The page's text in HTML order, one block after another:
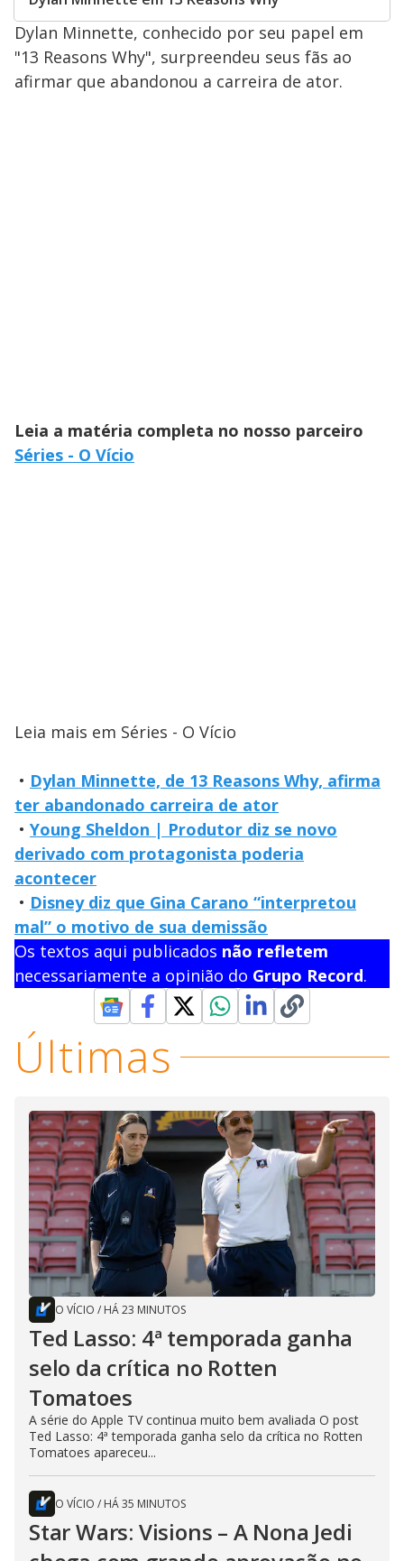
Dylan Minnette, conhecido por seu papel em
"13 Reasons Why", surpreendeu seus fãs ao
afirmar que abandonou a carreira de ator.
Leia a matéria completa no nosso parceiro
Séries - O Vício
Leia mais em Séries - O Vício
• Dylan Minnette, de 13 Reasons Why, afirma
ter abandonado carreira de ator
• Young Sheldon | Produtor diz se novo
derivado com protagonista poderia
acontecer
• Disney diz que Gina Carano “interpretou
mal” o motivo de sua demissão
Os textos aqui publicados não refletem
necessariamente a opinião do Grupo Record.
Últimas
O VÍCIO / HÁ 23 MINUTOS
Ted Lasso: 4ª temporada ganha
selo da crítica no Rotten
Tomatoes
A série do Apple TV continua muito bem avaliada O post
Ted Lasso: 4ª temporada ganha selo da crítica no Rotten
Tomatoes apareceu...
O VÍCIO / HÁ 35 MINUTOS
Star Wars: Visions – A Nona Jedi